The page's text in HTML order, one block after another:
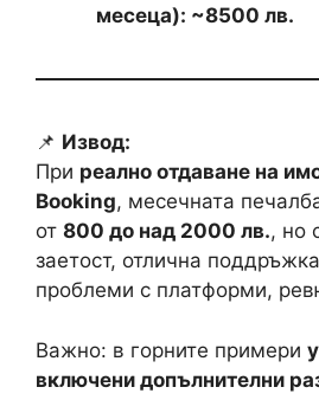
месеца): ~8500 лв.
📌 Извод:
При реално отдаване на
Booking, месечната
от 800 до над 2000 лв., но
заетост, отлична
проблеми с платформи,
Важно: в горните примери
включени допълнителни